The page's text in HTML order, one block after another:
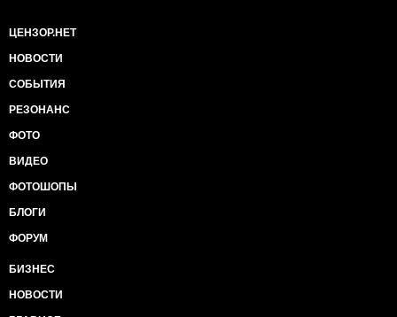
ЦЕНЗОР.НЕТ
НОВОСТИ
СОБЫТИЯ
РЕЗОНАНС
ФОТО
ВИДЕО
ФОТОШОПЫ
БЛОГИ
ФОРУМ
БИЗНЕС
НОВОСТИ